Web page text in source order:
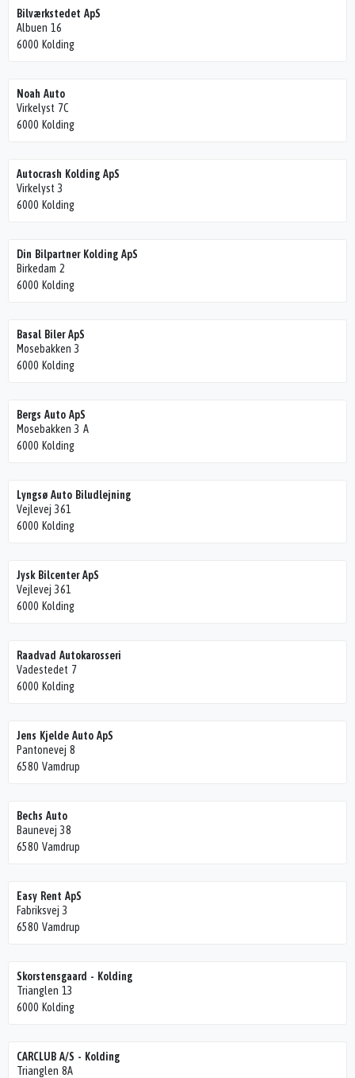
Bilværkstedet ApS
Albuen 16
6000 Kolding
Noah Auto
Virkelyst 7C
6000 Kolding
Autocrash Kolding ApS
Virkelyst 3
6000 Kolding
Din Bilpartner Kolding ApS
Birkedam 2
6000 Kolding
Basal Biler ApS
Mosebakken 3
6000 Kolding
Bergs Auto ApS
Mosebakken 3 A
6000 Kolding
Lyngsø Auto Biludlejning
Vejlevej 361
6000 Kolding
Jysk Bilcenter ApS
Vejlevej 361
6000 Kolding
Raadvad Autokarosseri
Vadestedet 7
6000 Kolding
Jens Kjelde Auto ApS
Pantonevej 8
6580 Vamdrup
Bechs Auto
Baunevej 38
6580 Vamdrup
Easy Rent ApS
Fabriksvej 3
6580 Vamdrup
Skorstensgaard - Kolding
Trianglen 13
6000 Kolding
CARCLUB A/S - Kolding
Trianglen 8A